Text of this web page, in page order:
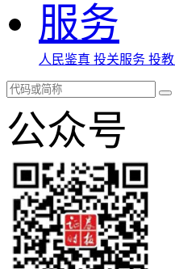
服务
人民鉴真 投关服务 投
公众号